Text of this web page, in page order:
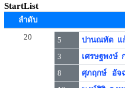
StartList
ลำดับ
20
5
ปานณทัต แ
3
เศรษฐพงษ์
8
ศุภฤกษ์ อัจ